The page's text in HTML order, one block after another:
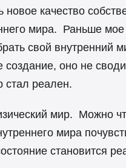
качество
мира. Раньше
свой внутренний
оно не
стал реален.
мир. Можно
мира
становится